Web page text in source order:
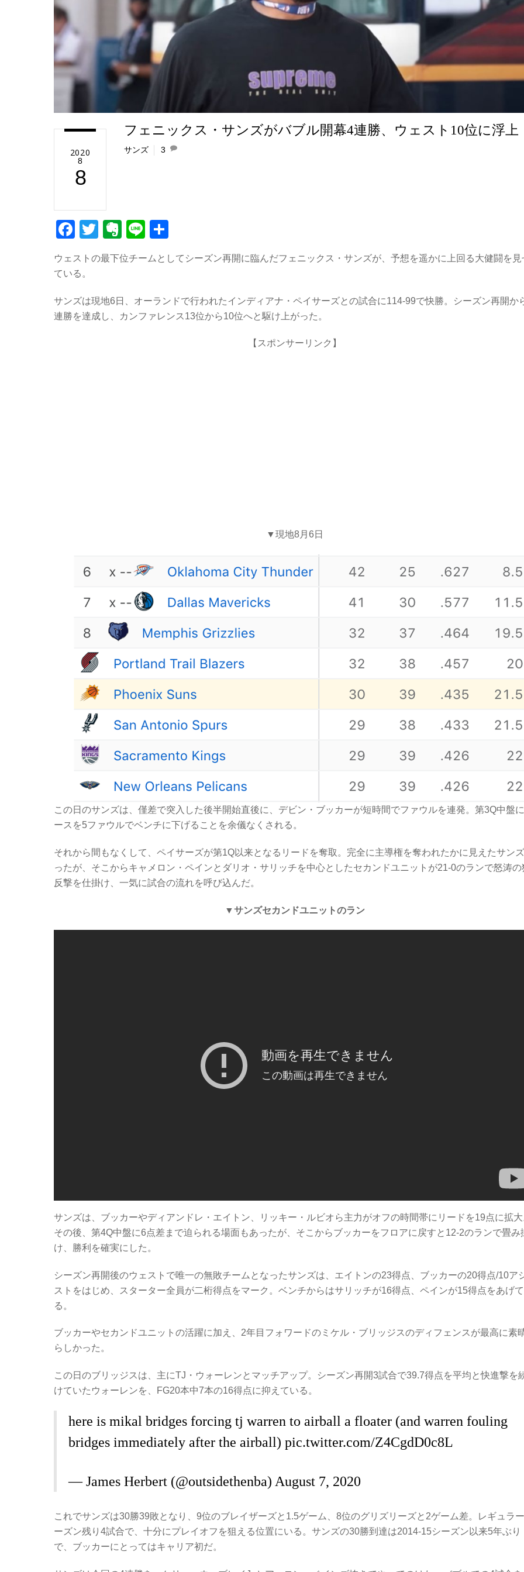
2020
8
8
フェニックス・サンズがバブル開幕4連勝、ウェスト10位に浮上
サンズ 3
F
c
b
o
T
tt
E
er
ot
e
Li
e
ウェストの最下位チームとしてシーズン再開に臨んだフェニックス・サンズが、予想を遥かに上回る大健闘を見
ている。
サンズは現地6日、オーランドで行われたインディアナ・ペイサーズとの試合に114-99で快勝。シーズン再開か
連勝を達成し、カンファレンス13位から10位へと駆け上がった。
【スポンサーリンク】
▼現地8月6日
この日のサンズは、僅差で突入した後半開始直後に、デビン・ブッカーが短時間でファウルを連発。第3Q中盤
ースを5ファウルでベンチに下げることを余儀なくされる。
それから間もなくして、ペイサーズが第1Q以来となるリードを奪取。完全に主導権を奪われたかに見えたサン
ったが、そこからキャメロン・ペインとダリオ・サリッチを中心としたセカンドユニットが21-0のランで怒涛の
反撃を仕掛け、一気に試合の流れを呼び込んだ。
▼サンズセカンドユニットのラン
サンズは、ブッカーやディアンドレ・エイトン、リッキー・ルビオら主力がオフの時間帯にリードを19点に拡
その後、第4Q中盤に6点差まで迫られる場面もあったが、そこからブッカーをフロアに戻すと12-2のランで畳み
け、勝利を確実にした。
シーズン再開後のウェストで唯一の無敗チームとなったサンズは、エイトンの23得点、ブッカーの20得点/10ア
ストをはじめ、スターター全員が二桁得点をマーク。ベンチからはサリッチが16得点、ペインが15得点をあげ
る。
ブッカーやセカンドユニットの活躍に加え、2年目フォワードのミケル・ブリッジスのディフェンスが最高に素
らしかった。
この日のブリッジスは、主にTJ・ウォーレンとマッチアップ。シーズン再開3試合で39.7得点を平均と快進撃を
けていたウォーレンを、FG20本中7本の16得点に抑えている。
here is mikal bridges forcing tj warren to airball a floater (and warren fouling
bridges immediately after the airball)pic.twitter.com/Z4CgdD0c8L
— James Herbert (@outsidethenba) August 7, 2020
これでサンズは30勝39敗となり、9位のブレイザーズと1.5ゲーム、8位のグリズリーズと2ゲーム差。レギュラ
ーズン残り4試合で、十分にプレイオフを狙える位置にいる。サンズの30勝到達は2014-15シーズン以来5年ぶり
で、ブッカーにとってはキャリア初だ。